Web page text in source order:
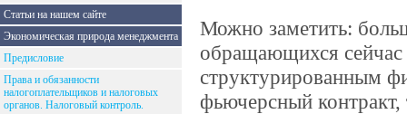
Статьи на нашем сайте
Экономическая природа менеджмента
Предисловие
Права и обязанности
налогоплательщиков и налоговых
органов. Налоговый контроль.
Можно заметить:
обращающихся сейчас
структурированным
фьючерсный